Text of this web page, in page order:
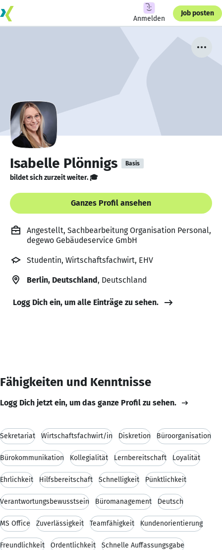
Anmelden
Job posten
Isabelle Plönnigs Basis
bildet sich zurzeit weiter. 🎓
Ganzes Profil ansehen
Angestellt, Sachbearbeitung Organisation Personal,
degewo Gebäudeservice GmbH
Studentin, Wirtschaftsfachwirt, EHV
Berlin, Deutschland, Deutschland
Logg Dich ein, um alle Einträge zu sehen.
Fähigkeiten und Kenntnisse
Logg Dich jetzt ein, um das ganze Profil zu sehen.
Sekretariat Wirtschaftsfachwirt/in Diskretion Büroorganisation
Bürokommunikation Kollegialität Lernbereitschaft Loyalität
Ehrlichkeit Hilfsbereitschaft Schnelligkeit Pünktlichkeit
Verantwortungsbewusstsein Büromanagement Deutsch
MS Office Zuverlässigkeit Teamfähigkeit Kundenorientierung
Freundlichkeit Ordentlichkeit Schnelle Auffassungsgabe